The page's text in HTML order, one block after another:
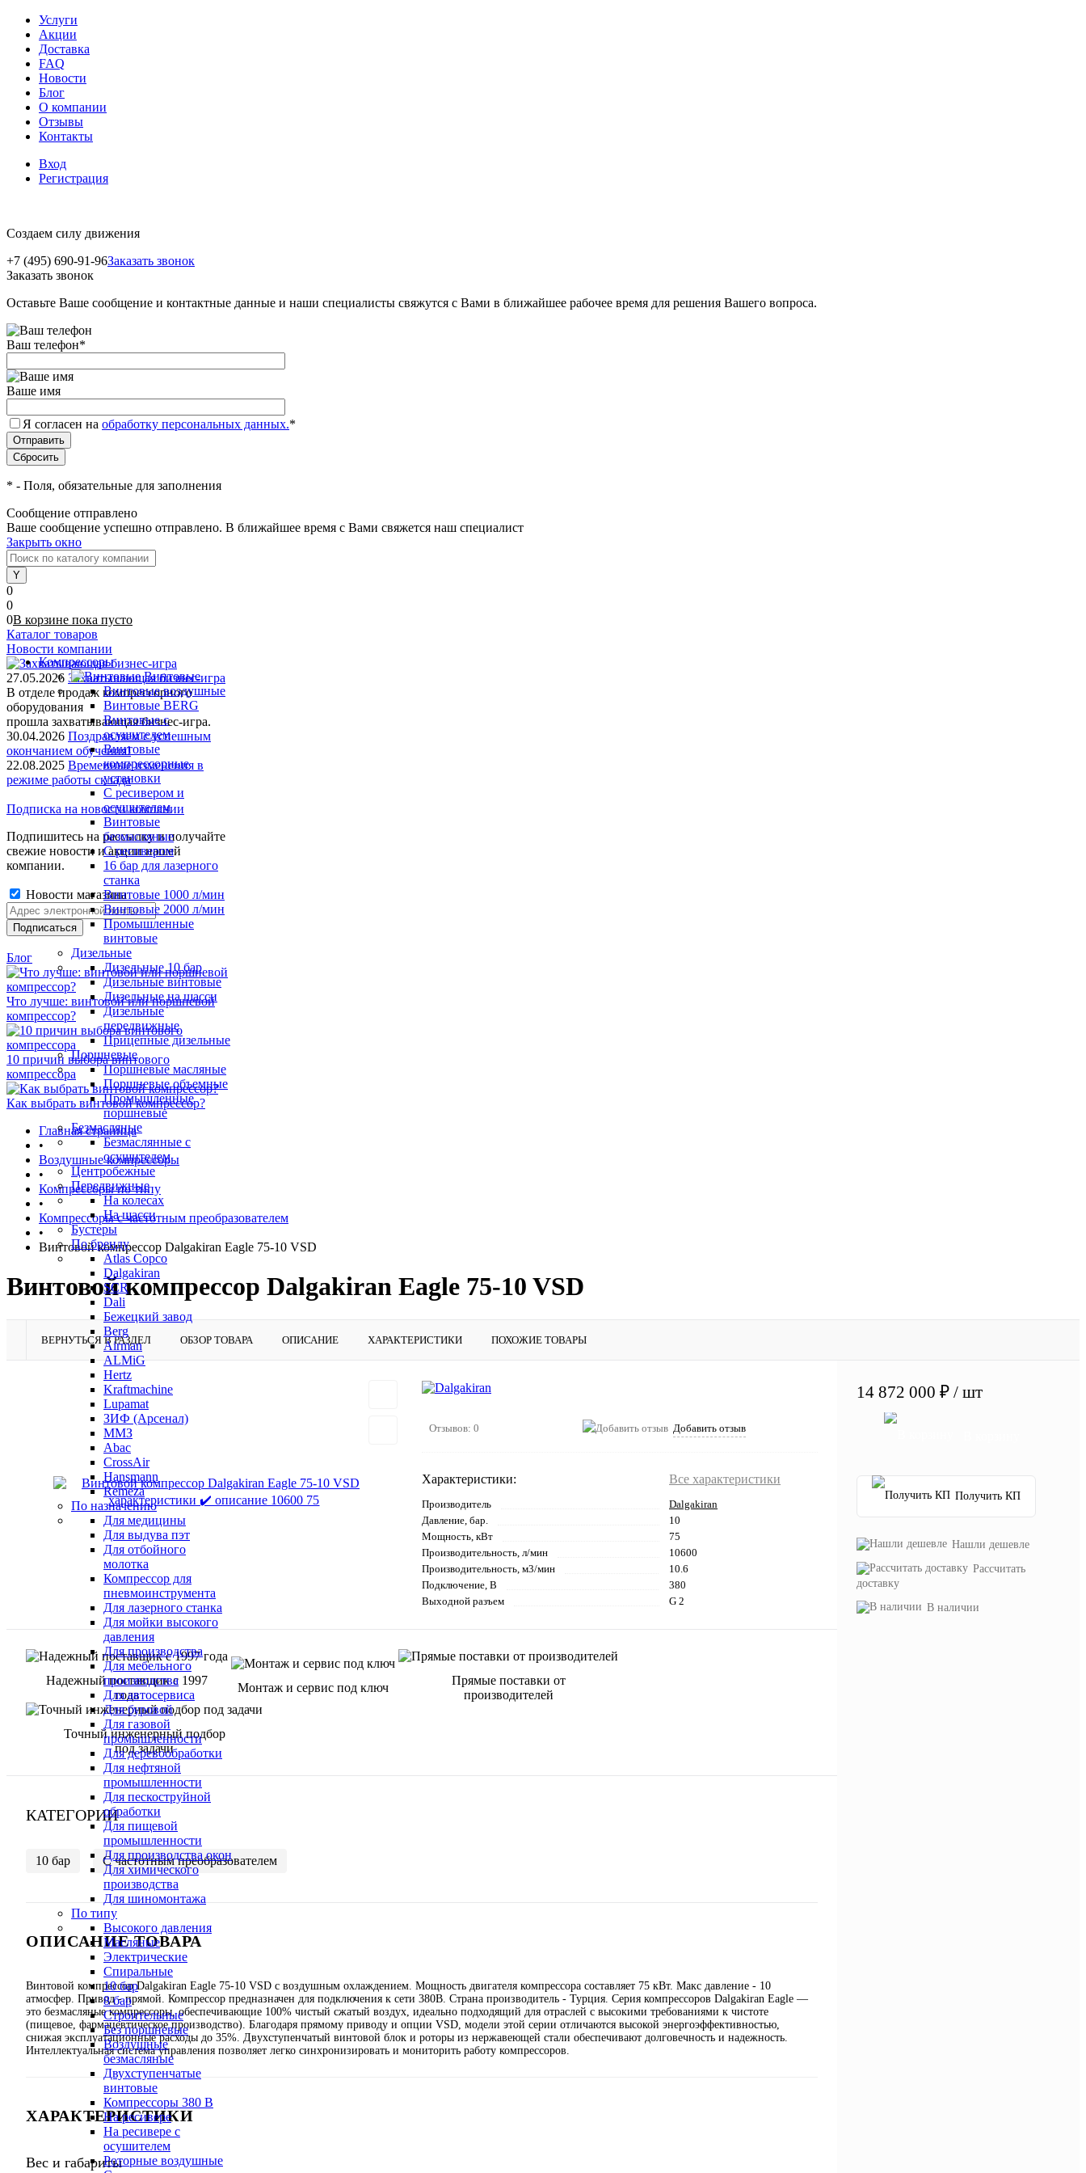
Услуги
Акции
Доставка
FAQ
Новости
Блог
О компании
Отзывы
Контакты
Вход
Регистрация
Создаем силу движения
+7 (495) 690-91-96Заказать звонок
Заказать звонок
Оставьте Ваше сообщение и контактные данные и наши специалисты свяжутся с Вами в ближайшее рабочее время для решения Вашего вопроса.
Ваш телефон*
Ваше имя
Я согласен на обработку персональных данных.*
* - Поля, обязательные для заполнения
Сообщение отправлено
Ваше сообщение успешно отправлено. В ближайшее время с Вами свяжется наш специалист
Закрыть окно
0
0
0В корзине пока пусто
Каталог товаров
Компрессоры
Винтовые
Винтовые воздушные
Винтовые BERG
Винтовые с
осушителем
Винтовые
компрессорные
установки
C ресивером и
осушителем
Винтовые
безмасляные
C ресивером
16 бар для лазерного
станка
Винтовые 1000 л/мин
Винтовые 2000 л/мин
Промышленные
винтовые
Дизельные
Дизельные 10 бар
Дизельные винтовые
Дизельные на шасси
Дизельные
передвижные
Прицепные дизельные
Поршневые
Поршневые масляные
Поршневые объемные
Промышленные
поршневые
Безмасляные
Безмаслянные с
осушителем
Центробежные
Передвижные
На колесах
На шасси
Бустеры
По бренду
Atlas Copco
Dalgakiran
SCR
Dali
Бежецкий завод
Berg
Airman
ALMiG
Hertz
Kraftmachine
Lupamat
ЗИФ (Арсенал)
ММЗ
Abac
CrossAir
Hansmann
Remeza
По назначению
Для медицины
Для выдува пэт
Для отбойного
молотка
Компрессор для
пневмоинструмента
Для лазерного станка
Для мойки высокого
давления
Для производства
Для мебельного
производства
Для автосервиса
Для буровой
Для газовой
промышленности
Для деревообработки
Для нефтяной
промышленности
Для пескоструйной
обработки
Для пищевой
промышленности
Для производства окон
Для химического
производства
Для шиномонтажа
По типу
Высокого давления
Масляные
Электрические
Спиральные
10 бар
8 бар
Cтроительные
Без поршневые
Воздушные
безмасляные
Двухступенчатые
винтовые
Компрессоры 380 В
На ресивере
На ресивере с
осушителем
Роторные воздушные
Новости компании
27.05.2026 Захватывающая бизнес-игра
В отделе продаж компрессорного
оборудования
прошла захватывающая бизнес-игра.
30.04.2026 Поздравляем с успешным
окончанием обучения!
22.08.2025 Временные изменения в
режиме работы склада
Подписка на новости компании
Подпишитесь на рассылку и получайте
свежие новости и акции нашей
компании.
Новости магазина
Блог
Что лучше: винтовой или поршневой
компрессор?
10 причин выбора винтового
компрессора
Как выбрать винтовой компрессор?
Главная страница
•
Воздушные компрессоры
•
Компрессоры по типу
•
Компрессоры с частотным преобразователем
•
Винтовой компрессор Dalgakiran Eagle 75-10 VSD
Винтовой компрессор Dalgakiran Eagle 75-10 VSD
ВЕРНУТЬСЯ В РАЗДЕЛ ОБЗОР ТОВАРА ОПИСАНИЕ ХАРАКТЕРИСТИКИ ПОХОЖИЕ ТОВАРЫ
Отзывов: 0 Добавить отзыв
Характеристики: Все характеристики
Производитель
Dalgakiran
Давление, бар.
10
Мощность, кВт
75
Производительность, л/мин
10600
Производительность, м3/мин
10.6
Подключение, В
380
Выходной разъем
G 2
Надежный поставщик с 1997
года
Монтаж и сервис под ключ
Прямые поставки от
производителей
Точный инженерный подбор
под задачи
КАТЕГОРИИ
10 бар С частотным преобразователем
ОПИСАНИЕ ТОВАРА
Винтовой компрессор Dalgakiran Eagle 75-10 VSD с воздушным охлаждением. Мощность двигателя компрессора составляет 75 кВт. Макс давление - 10
атмосфер. Привод - прямой. Компрессор предназначен для подключения к сети 380В. Страна производитель - Турция. Серия компрессоров Dalgakiran Eagle —
это безмасляные компрессоры, обеспечивающие 100% чистый сжатый воздух, идеально подходящий для отраслей с высокими требованиями к чистоте
(пищевое, фармацевтическое производство). Благодаря прямому приводу и опции VSD, модели этой серии отличаются высокой энергоэффективностью,
снижая эксплуатационные расходы до 35%. Двухступенчатый винтовой блок и роторы из нержавеющей стали обеспечивают долговечность и надежность.
Интеллектуальная система управления позволяет легко синхронизировать и мониторить работу компрессоров.
ХАРАКТЕРИСТИКИ
Вес и габариты
14 872 000 ₽ / шт
Получить КП
Нашли дешевле
Рассчитать
доставку
В наличии